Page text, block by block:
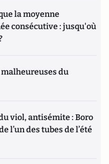
la moyenne
consécutive : jusqu'où
du
viol, antisémite : Boro
l’un des tubes de l’été